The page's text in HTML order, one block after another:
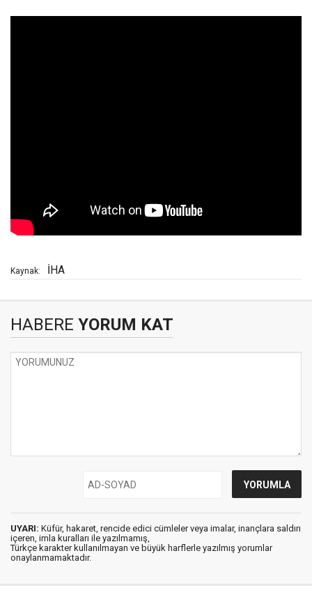
Kaynak: İHA
HABERE YORUM KAT
UYARI: Küfür, hakaret, rencide edici cümleler veya imalar, inançlara saldırı
içeren, imla kuralları ile yazılmamış,
Türkçe karakter kullanılmayan ve büyük harflerle yazılmış yorumlar
onaylanmamaktadır.